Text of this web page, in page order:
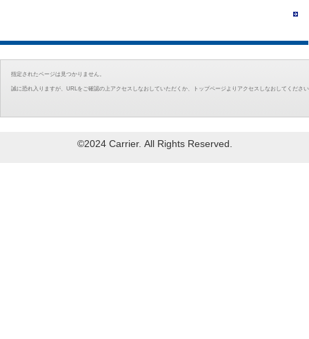
指定されたページは見つかりません。
誠に恐れ入りますが、URLをご確認の上アクセスしなおしていただくか、トップページよりアクセスしなおしてくださ
©2024 Carrier. All Rights Reserved.